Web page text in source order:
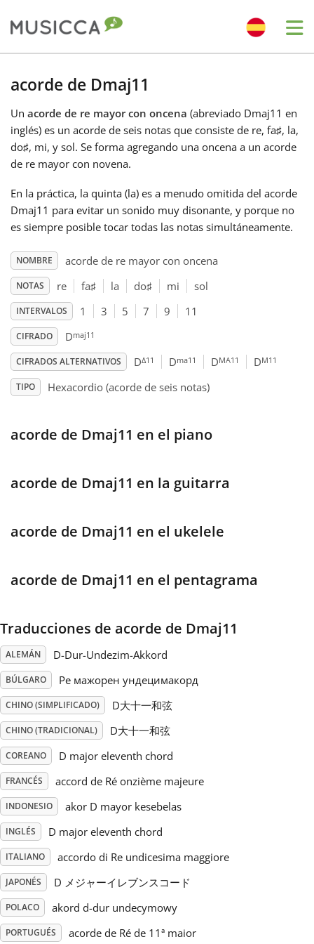
Български
Dansk
Deutsch
English
Français
한국어
हिन्दी
Italiano
Русский
Svenska
Tiếng Việt
Українська
简体中文
繁體中文
acorde de Dmaj11
Un acorde de re mayor con oncena (abreviado Dmaj11 en
inglés) es un acorde de seis notas que consiste de re, fa♯, la,
do♯, mi, y sol. Se forma agregando una oncena a un acorde
de re mayor con novena.
En la práctica, la quinta (la) es a menudo omitida del acorde
Dmaj11 para evitar un sonido muy disonante, y porque no
es siempre posible tocar todas las notas simultáneamente.
NOMBRE acorde de re mayor con oncena
NOTAS re fa♯ la do♯ mi sol
INTERVALOS 1 3 5 7 9 11
CIFRADO Dmaj11
CIFRADOS ALTERNATIVOS DΔ11 Dma11 DMA11 DM11
TIPO Hexacordio (acorde de seis notas)
acorde de Dmaj11 en el piano
acorde de Dmaj11 en la guitarra
acorde de Dmaj11 en el ukelele
acorde de Dmaj11 en el pentagrama
Traducciones de acorde de Dmaj11
ALEMÁN D-Dur-Undezim-Akkord
BÚLGARO Ре мажорен ундецимакорд
CHINO (SIMPLIFICADO) D大十一和弦
CHINO (TRADICIONAL) D大十一和弦
COREANO D major eleventh chord
FRANCÉS accord de Ré onzième majeure
INDONESIO akor D mayor kesebelas
INGLÉS D major eleventh chord
ITALIANO accordo di Re undicesima maggiore
JAPONÉS D メジャーイレブンスコード
POLACO akord d-dur undecymowy
PORTUGUÉS acorde de Ré de 11ª maior